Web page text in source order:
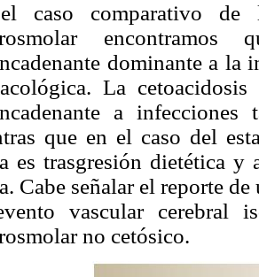
caso comparativo de
dominante a
La
a
que en el caso del
es trasgresión dietética
Cabe señalar el reporte
vascular cerebral
no cetósico.